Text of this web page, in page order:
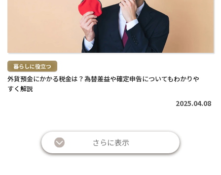
暮らしに役立つ
外貨預金にかかる税金は？為替差益や確定申告についてもわかりや
すく解説
2025.04.08
さらに表示